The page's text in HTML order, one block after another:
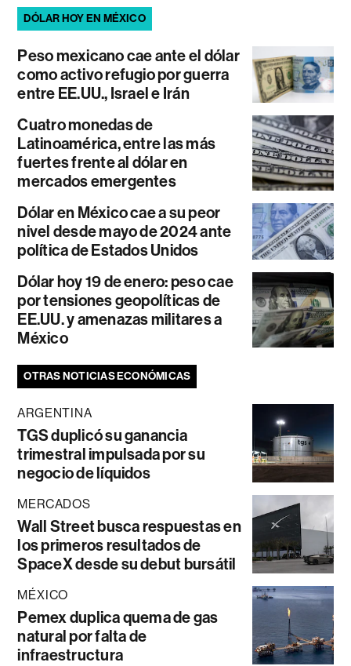
DÓLAR HOY EN MÉXICO
Peso mexicano cae ante el dólar
como activo refugio por guerra
entre EE.UU., Israel e Irán
Cuatro monedas de
Latinoamérica, entre las más
fuertes frente al dólar en
mercados emergentes
Dólar en México cae a su peor
nivel desde mayo de 2024 ante
política de Estados Unidos
Dólar hoy 19 de enero: peso cae
por tensiones geopolíticas de
EE.UU. y amenazas militares a
México
OTRAS NOTICIAS ECONÓMICAS
ARGENTINA
TGS duplicó su ganancia
trimestral impulsada por su
negocio de líquidos
MERCADOS
Wall Street busca respuestas en
los primeros resultados de
SpaceX desde su debut bursátil
MÉXICO
Pemex duplica quema de gas
natural por falta de
infraestructura